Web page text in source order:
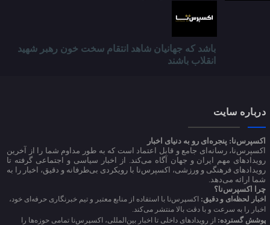
باشد که جهانیان شاهد انتقام سخت خون رهبر شهید
انقلاب باشند
درباره سایت
اکسپرس‌نا: پنجره‌ای رو به دنیای اخبار
اکسپرس‌نا، رسانه‌ای جامع و قابل اعتماد است که به طور مداوم شما را از آخرین
رویدادهای مهم ایران و جهان آگاه می‌کند. از اخبار سیاسی و اجتماعی گرفته تا
رویدادهای فرهنگی و ورزشی، اکسپرس‌نا با رویکردی بی‌طرفانه و دقیق، اخبار را به
شما ارائه می‌دهد.
چرا اکسپرس‌نا؟
اخبار لحظه‌ای و دقیق: اکسپرس‌نا با استفاده از منابع معتبر و تیم خبرنگاری حرفه‌ای خود،
اخبار را به سرعت و با دقت بالا منتشر می‌کند.
پوشش گسترده: از رویدادهای داخلی تا اخبار بین‌المللی، اکسپرس‌نا تمامی حوزه‌ها را